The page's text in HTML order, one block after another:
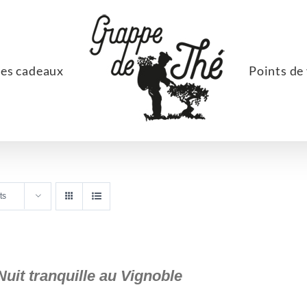
cadeaux Points de
tranquille au Vignoble